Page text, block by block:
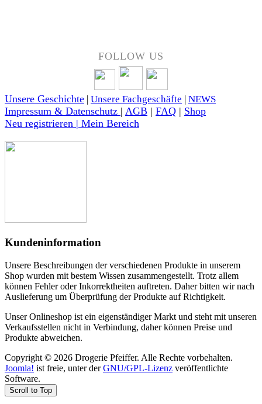
FOLLOW US
Unsere Geschichte | Unsere Fachgeschäfte | NEWS
Impressum & Datenschutz | AGB | FAQ | Shop
Neu registrieren | Mein Bereich
Kundeninformation
Unsere Beschreibungen der verschiedenen Produkte in unserem
Shop wurden mit bestem Wissen zusammengestellt. Trotz allem
können Fehler oder Inkorrektheiten auftreten. Daher bitten wir nach
Auslieferung um Überprüfung der Produkte auf Richtigkeit.
Unser Onlineshop ist ein eigenständiger Markt und steht mit unseren
Verkaufsstellen nicht in Verbindung, daher können Preise und
Produkte abweichen.
Copyright © 2026 Drogerie Pfeiffer. Alle Rechte vorbehalten.
Joomla! ist freie, unter derGNU/GPL-Lizenz veröffentlichte
Software.
Scroll to Top